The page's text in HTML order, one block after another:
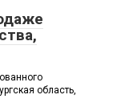
область,